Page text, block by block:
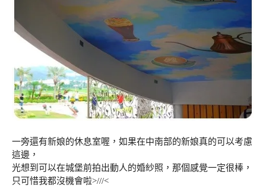
一旁還有新娘的休息室喔，如果在中南部的新娘真的可以考慮
這邊，
光想到可以在城堡前拍出動人的婚紗照，那個感覺一定很棒，
只可惜我都沒機會啦>///<